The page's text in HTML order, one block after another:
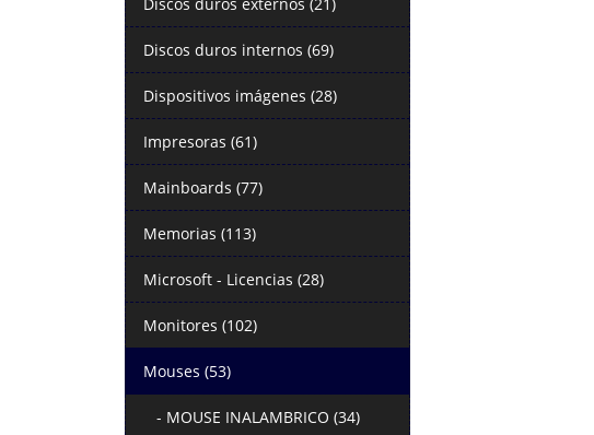
Discos duros internos (69)
Dispositivos imágenes (28)
Impresoras (61)
Mainboards (77)
Memorias (113)
Microsoft - Licencias (28)
Monitores (102)
Mouses (53)
- MOUSE INALAMBRICO (34)